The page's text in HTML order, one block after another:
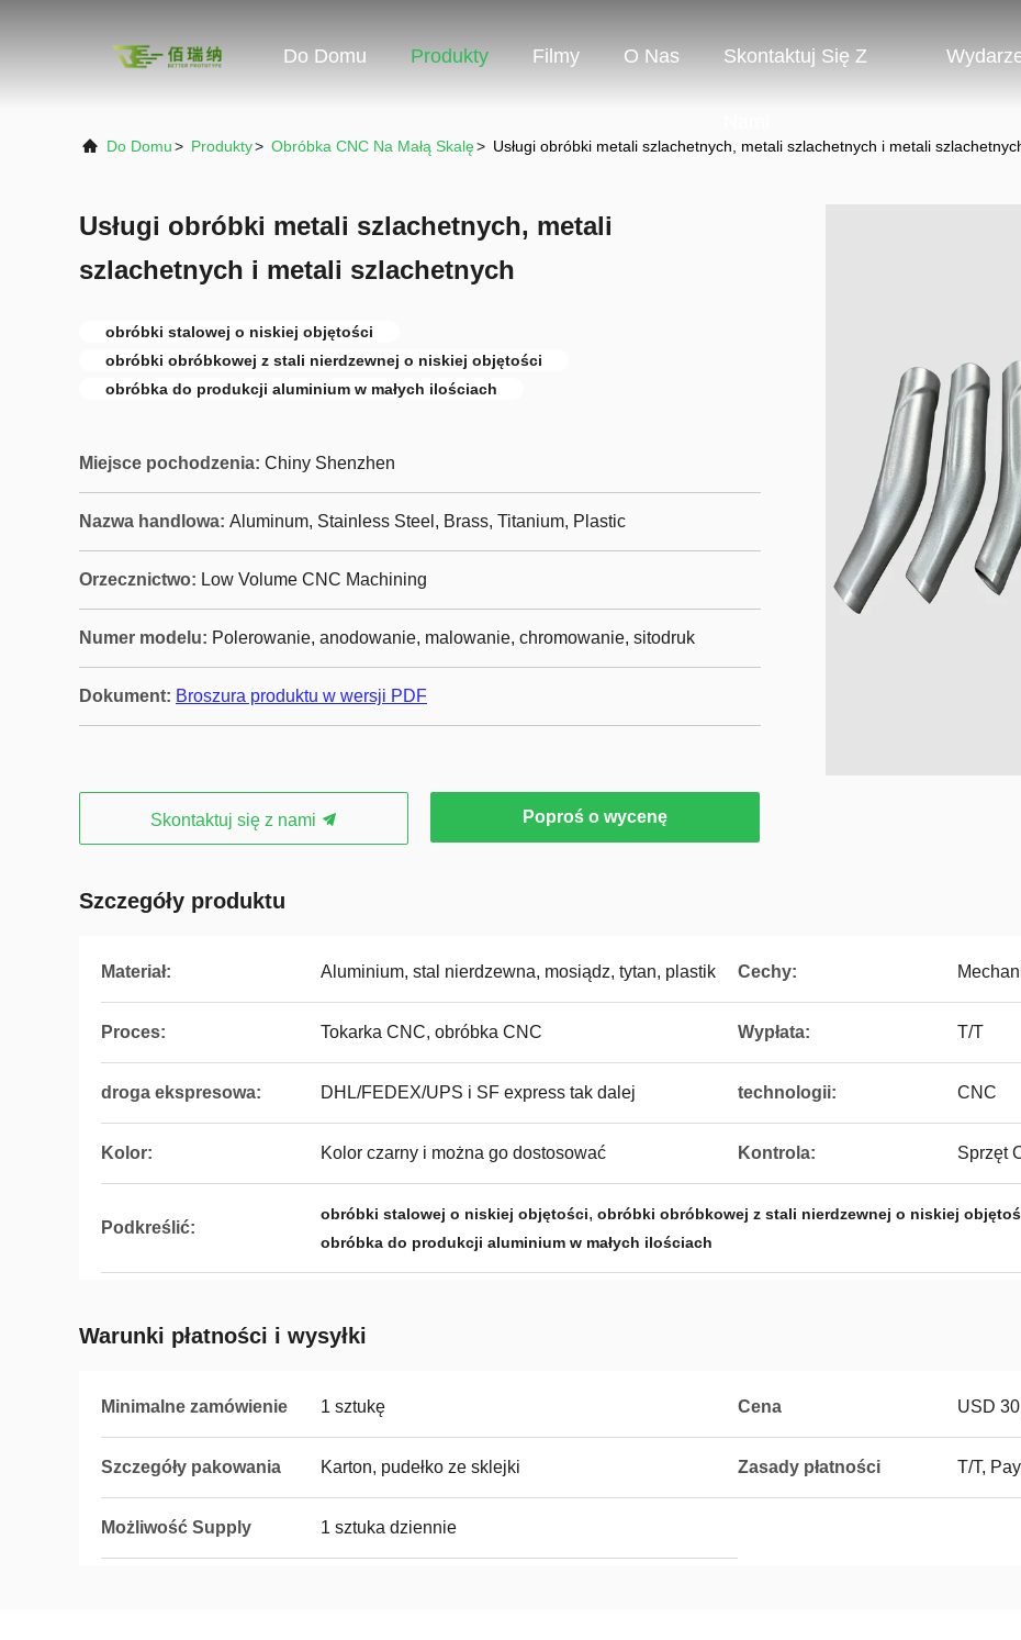
Do Domu Produkty Filmy O Nas Skontaktuj Się Z
Do Domu> Produkty> Obróbka CNC Na Małą Skalę> Usługi obróbki metali szlachetnych, metali szlachetnych i metali
Usługi obróbki metali szlachetnych, metali
szlachetnych i metali szlachetnych
obróbki stalowej o niskiej objętości
obróbki obróbkowej z stali nierdzewnej o niskiej objętości
obróbka do produkcji aluminium w małych ilościach
Miejsce pochodzenia: Chiny Shenzhen
Nazwa handlowa: Aluminum, Stainless Steel, Brass, Titanium, Plastic
Orzecznictwo: Low Volume CNC Machining
Numer modelu: Polerowanie, anodowanie, malowanie, chromowanie, sitodruk
Dokument: Broszura produktu w wersji PDF
Skontaktuj się z nami Poproś o wycenę
Szczegóły produktu
Materiał: Aluminium, stal nierdzewna, mosiądz, tytan, plastik Cechy:
Proces: Tokarka CNC, obróbka CNC Wypłata: T/T
droga ekspresowa: DHL/FEDEX/UPS i SF express tak dalej technologii: CNC
Kolor: Kolor czarny i można go dostosować Kontrola: Sprzęt
Podkreślić:
obróbki stalowej o niskiej objętości, obróbki obróbkowej z stali nierdzewnej o niskiej
obróbka do produkcji aluminium w małych ilościach
Warunki płatności i wysyłki
Minimalne zamówienie 1 sztukę Cena USD
Szczegóły pakowania Karton, pudełko ze sklejki Zasady płatności T/T,
Możliwość Supply 1 sztuka dziennie